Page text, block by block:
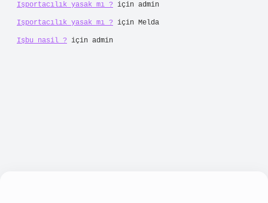
Işportacılık yasak mı ? için admin
Işportacılık yasak mı ? için Melda
Işbu nasil ? için admin